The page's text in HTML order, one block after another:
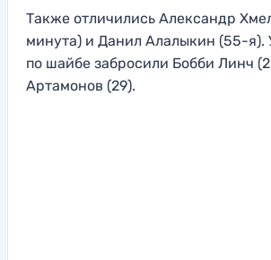
Также отличились Александр
минута) и Данил Алалыкин (55-я).
по шайбе забросили Бобби Линч
Артамонов (29).